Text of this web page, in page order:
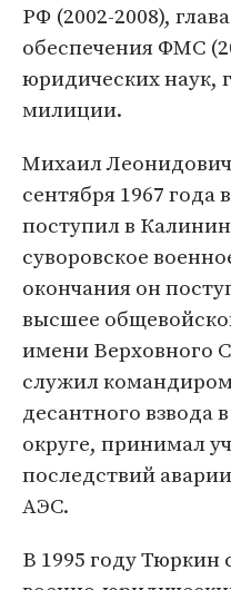
РФ (2002-2008),
обеспечения ФМС
юридических наук,
милиции.
Михаил
сентября 1967 года
поступил в
суворовское
окончания он
высшее
имени Верховного
служил
десантного взвода
округе, принимал
последствий
АЭС.
В 1995 году Тюркин